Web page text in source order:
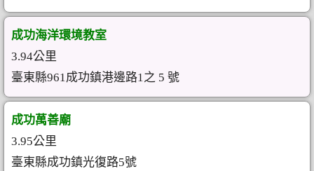
成功海洋環境教室
3.94公里
臺東縣961成功鎮港邊路1之 5 號
成功萬善廟
3.95公里
臺東縣成功鎮光復路5號